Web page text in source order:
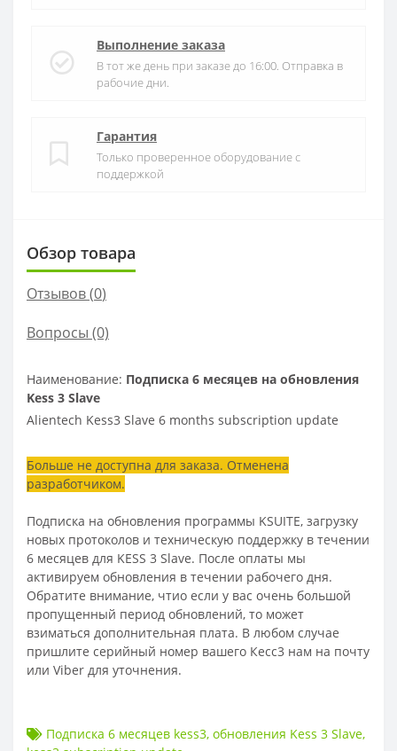
Выполнение заказа
В тот же день при заказе до 16:00. Отправка в
рабочие дни.
Гарантия
Только проверенное оборудование с
поддержкой
Обзор товара
Отзывов (0)
Вопросы (0)
Наименование: Подписка 6 месяцев на обновления
Kess 3 Slave
Alientech Kess3 Slave 6 months subscription update
Больше не доступна для заказа. Отменена
разработчиком.
Подписка на обновления программы KSUITE, загрузку
новых протоколов и техническую поддержку в течении
6 месяцев для KESS 3 Slave. После оплаты мы
активируем обновления в течении рабочего дня.
Обратите внимание, чтио если у вас очень большой
пропущенный период обновлений, то может
взиматься дополнительная плата. В любом случае
пришлите серийный номер вашего Кесс3 нам на почту
или Viber для уточнения.
Подписка 6 месяцев kess3, обновления Kess 3 Slave,